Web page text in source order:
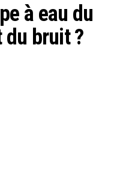
à eau du
bruit ?